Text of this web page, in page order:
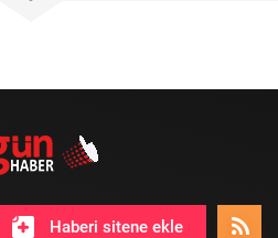
Haberi sitene ekle